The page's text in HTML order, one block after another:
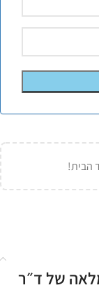
הבית!
של ד״ר